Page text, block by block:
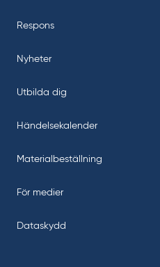
Respons
Nyheter
Utbilda dig
Händelsekalender
Materialbeställning
För medier
Dataskydd